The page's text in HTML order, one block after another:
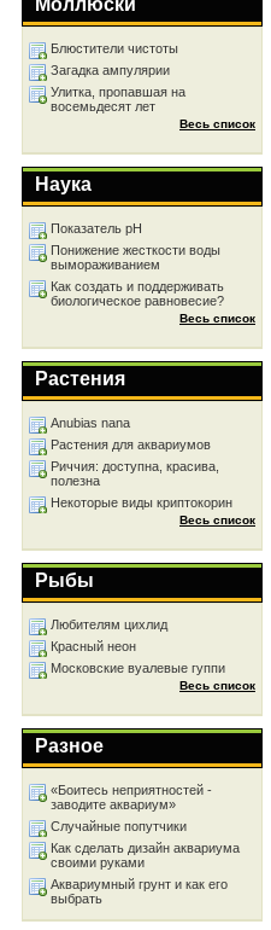
Моллюски
Блюстители чистоты
Загадка ампулярии
Улитка, пропавшая на
восемьдесят лет
Весь список
Наука
Показатель рН
Понижение жесткоcти воды
вымораживанием
Как создать и поддерживать
биологическое равновесие?
Весь список
Растения
Anubias nana
Растения для аквариумов
Риччия: доступна, красива,
полезна
Некоторые виды криптокорин
Весь список
Рыбы
Любителям цихлид
Красный неон
Московские вуалевые гуппи
Весь список
Разное
«Боитесь неприятностей -
заводите аквариум»
Случайные попутчики
Как сделать дизайн аквариума
своими руками
Аквариумный грунт и как его
выбрать